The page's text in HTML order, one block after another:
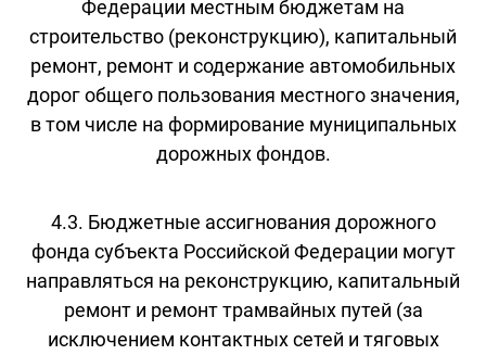
Федерации местным бюджетам на
строительство (реконструкцию), капитальный
ремонт, ремонт и содержание автомобильных
дорог общего пользования местного значения,
в том числе на формирование муниципальных
дорожных фондов.
4.3. Бюджетные ассигнования дорожного
фонда субъекта Российской Федерации могут
направляться на реконструкцию, капитальный
ремонт и ремонт трамвайных путей (за
исключением контактных сетей и тяговых